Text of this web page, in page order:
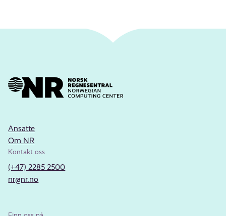
Ansatte
Om NR
Kontakt oss
(+47) 2285 2500
nr@nr.no